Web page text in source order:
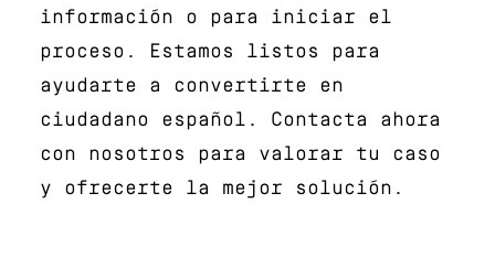
información o para iniciar el
proceso. Estamos listos para
ayudarte a convertirte en
ciudadano español. Contacta ahora
con nosotros para valorar tu caso
y ofrecerte la mejor solución.